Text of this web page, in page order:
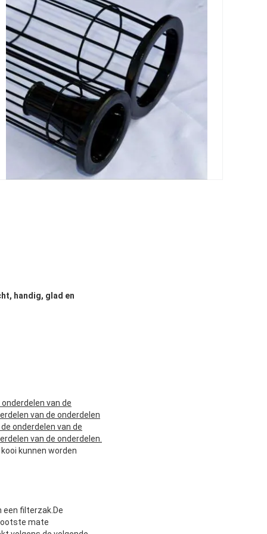
handig, glad en
van de
van de onderdelen
onderdelen van de
van de onderdelen.
kunnen worden
een filterzak.De
mate